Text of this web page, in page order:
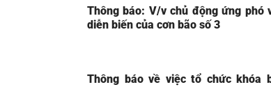
Thông báo: V/v chủ động ứng phó
diễn biến của cơn bão số 3
Thông báo về việc tổ chức khóa